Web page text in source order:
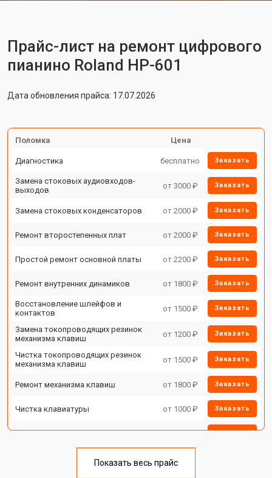
Прайс-лист на ремонт цифрового
пианино Roland HP-601
Дата обновления прайса: 17.07.2026
Поломка Цена
Диагностика бесплатно Заказать
Замена стоковых аудиовходов-
выходов
от 3000 ₽ Заказать
Замена стоковых конденсаторов от 2000 ₽ Заказать
Ремонт второстепенных плат от 2000 ₽ Заказать
Простой ремонт основной платы от 2200 ₽ Заказать
Ремонт внутренних динамиков от 1800 ₽ Заказать
Восстановление шлейфов и
контактов
от 1500 ₽ Заказать
Замена токопроводящих резинок
механизма клавиш
от 1200 ₽ Заказать
Чистка токопроводящих резинок
механизма клавиш
от 1500 ₽ Заказать
Ремонт механизма клавиш от 1800 ₽ Заказать
Чистка клавиатуры от 1000 ₽ Заказать
Ремонт клавиш от 1800 ₽ Заказать
Замена клавиш и уплотнителей от 1200 ₽
Показать весь прайс